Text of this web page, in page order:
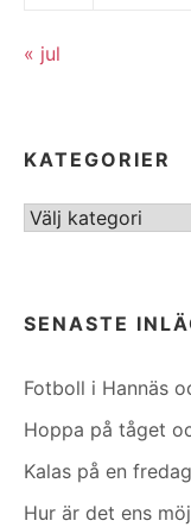
« jul
KATEGORIER
Kategorier
SENASTE
Fotboll i Hannäs
Hoppa på tåget
Kalas på en fredag
Hur är det ens